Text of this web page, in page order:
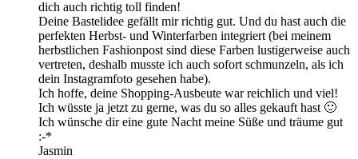
dich auch richtig toll finden!
Deine Bastelidee gefällt mir richtig gut. Und du hast auch die
perfekten Herbst- und Winterfarben integriert (bei meinem
herbstlichen Fashionpost sind diese Farben lustigerweise auch
vertreten, deshalb musste ich auch sofort schmunzeln, als ich
dein Instagramfoto gesehen habe).
Ich hoffe, deine Shopping-Ausbeute war reichlich und viel!
Ich wüsste ja jetzt zu gerne, was du so alles gekauft hast 🙂
Ich wünsche dir eine gute Nacht meine Süße und träume gut
:-*
Jasmin